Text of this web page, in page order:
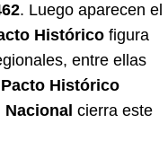
. Luego aparecen el
Histórico figura
entre ellas
Pacto Histórico
cierra este